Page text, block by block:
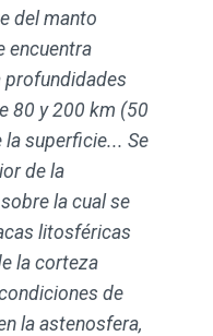
del manto
encuentra
profundidades
80 y 200 km (50
superficie... Se
de la
la cual se
litosféricas
la corteza
de
la astenosfera,